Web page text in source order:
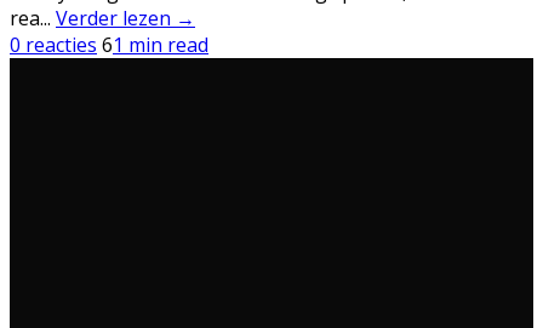
rea... Verder lezen →
0 reacties 61 min read